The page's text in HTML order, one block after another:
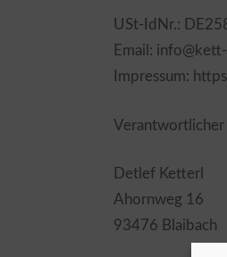
USt-IdNr.:
Email:
Impressum:
Detlef Ketterl
Ahornweg 16
93476 Blaibach